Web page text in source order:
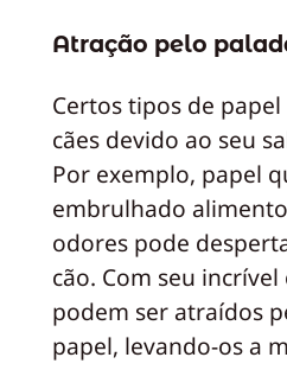
Atração pelo
Certos tipos de
cães devido ao seu
Por exemplo, papel
embrulhado
odores pode
cão. Com seu
podem ser atraídos
papel, levando-os a